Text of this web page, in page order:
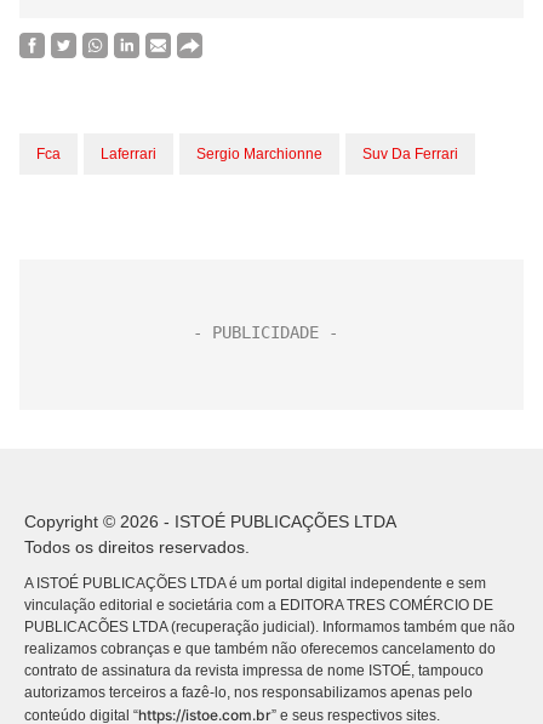
Fca Laferrari Sergio Marchionne Suv Da Ferrari
Copyright © 2026 - ISTOÉ PUBLICAÇÕES LTDA
Todos os direitos reservados.
A ISTOÉ PUBLICAÇÕES LTDA é um portal digital independente e sem
vinculação editorial e societária com a EDITORA TRES COMÉRCIO DE
PUBLICACÕES LTDA (recuperação judicial). Informamos também que não
realizamos cobranças e que também não oferecemos cancelamento do
contrato de assinatura da revista impressa de nome ISTOÉ, tampouco
autorizamos terceiros a fazê-lo, nos responsabilizamos apenas pelo
conteúdo digital “https://istoe.com.br” e seus respectivos sites.